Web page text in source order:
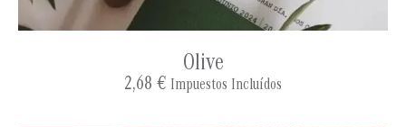
Olive
2,68 € Impuestos Incluídos